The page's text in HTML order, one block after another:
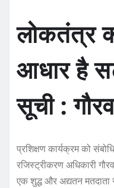
लोकतंत्र
आधार है
सूची :
प्रशिक्षण कार्यक्रम को
रजिस्ट्रीकरण अधिकारी
एक शुद्ध और अद्यतन मतदाता